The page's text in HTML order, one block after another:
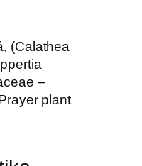
(Calathea
–
plant